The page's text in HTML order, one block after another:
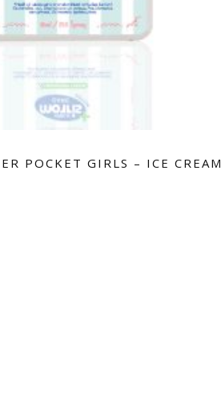
POCKET GIRLS – ICE CREAM